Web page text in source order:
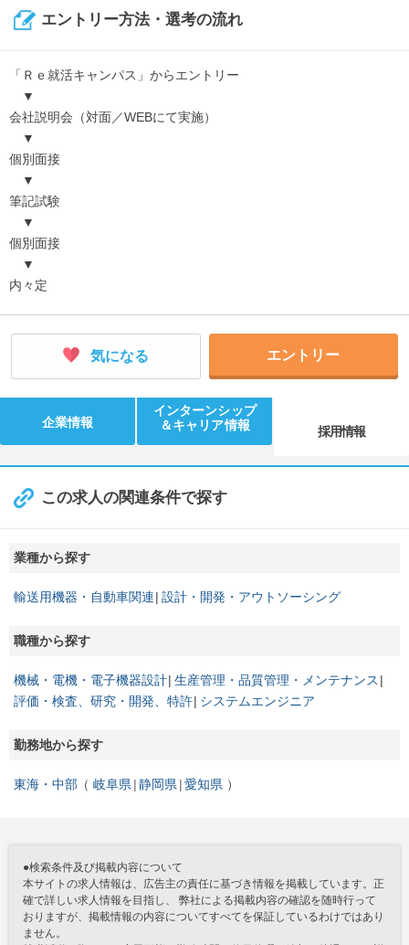
エントリー方法・選考の流れ
「Ｒｅ就活キャンパス」からエントリー
▼
会社説明会（対面／WEBにて実施）
▼
個別面接
▼
筆記試験
▼
個別面接
▼
内々定
気になる エントリー
企業情報
インターンシップ
＆キャリア情報
採用情報
この求人の関連条件で探す
業種から探す
輸送用機器・自動車関連 設計・開発・アウトソーシング
職種から探す
機械・電機・電子機器設計 生産管理・品質管理・メンテナンス
評価・検査、研究・開発、特許 システムエンジニア
勤務地から探す
東海・中部 岐阜県 静岡県 愛知県
●検索条件及び掲載内容について
本サイトの求人情報は、広告主の責任に基づき情報を掲載しています。正
確で詳しい求人情報を目指し、 弊社による掲載内容の確認を随時行って
おりますが、掲載情報の内容についてすべてを保証しているわけではあり
ません。